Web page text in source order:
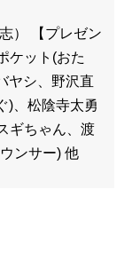
） 【プレゼン
ケット(おた
ヤシ、野沢直
)、松陰寺太勇
ギちゃん、渡
ンサー) 他